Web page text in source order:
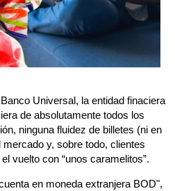
Universal, la entidad finaciera
de absolutamente todos los
ninguna fluidez de billetes (ni en
y, sobre todo, clientes
vuelto con “unos caramelitos”.
en moneda extranjera BOD",